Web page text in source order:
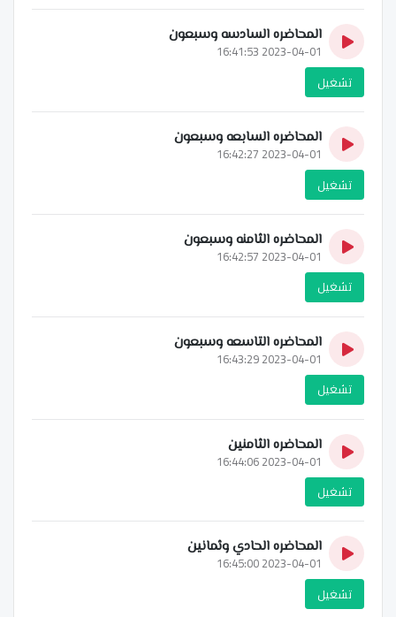
المحاضره السادسه وسبعون
2023-04-01 16:41:53
تشغيل
المحاضره السابعه وسبعون
2023-04-01 16:42:27
تشغيل
المحاضره الثامنه وسبعون
2023-04-01 16:42:57
تشغيل
المحاضره التاسعه وسبعون
2023-04-01 16:43:29
تشغيل
المحاضره الثامنين
2023-04-01 16:44:06
تشغيل
المحاضره الحادي وثمانين
2023-04-01 16:45:00
تشغيل